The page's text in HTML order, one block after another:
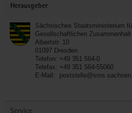
Herausgeber
Sächsisches Staatsministerium
Gesellschaftlichen Zusammenhalt
Albertstr. 10
01097 Dresden
Telefon: +49 351 564-0
Telefax: +49 351 564-55060
E-Mail:
Service